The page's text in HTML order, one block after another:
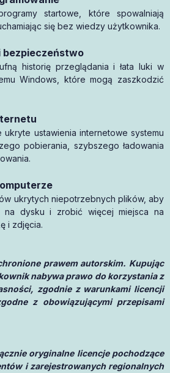
startowe, które spowalniają
się bez wiedzy użytkownika.
bezpieczeństwo
historię przeglądania i łata luki w
Windows, które mogą zaszkodzić
ukryte ustawienia internetowe systemu
pobierania, szybszego ładowania
ukrytych niepotrzebnych plików, aby
na dysku i zrobić więcej miejsca na
i zdjęcia.
prawem autorskim. Kupując
nabywa prawo do korzystania z
zgodnie z warunkami licencji
z obowiązującymi przepisami
oryginalne licencje pochodzące
i zarejestrowanych regionalnych